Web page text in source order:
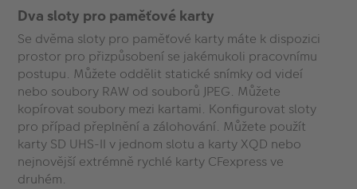
Dva sloty pro paměťové karty
Se dvěma sloty pro paměťové karty máte k dispozici
prostor pro přizpůsobení se jakémukoli pracovnímu
postupu. Můžete oddělit statické snímky od videí
nebo soubory RAW od souborů JPEG. Můžete
kopírovat soubory mezi kartami. Konfigurovat sloty
pro případ přeplnění a zálohování. Můžete použít
karty SD UHS-II v jednom slotu a karty XQD nebo
nejnovější extrémně rychlé karty CFexpress ve
druhém.